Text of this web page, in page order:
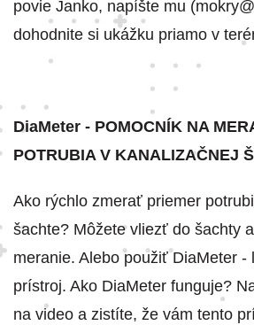
povie Janko, napíšte mu
dohodnite si ukážku priamo v
DiaMeter - POMOCNÍK NA
POTRUBIA V KANALIZAČNEJ
Ako rýchlo zmerať priemer
šachte? Môžete vliezť do šachty
meranie. Alebo použiť DiaMeter -
prístroj. Ako DiaMeter funguje?
na video a zistíte, že vám tento